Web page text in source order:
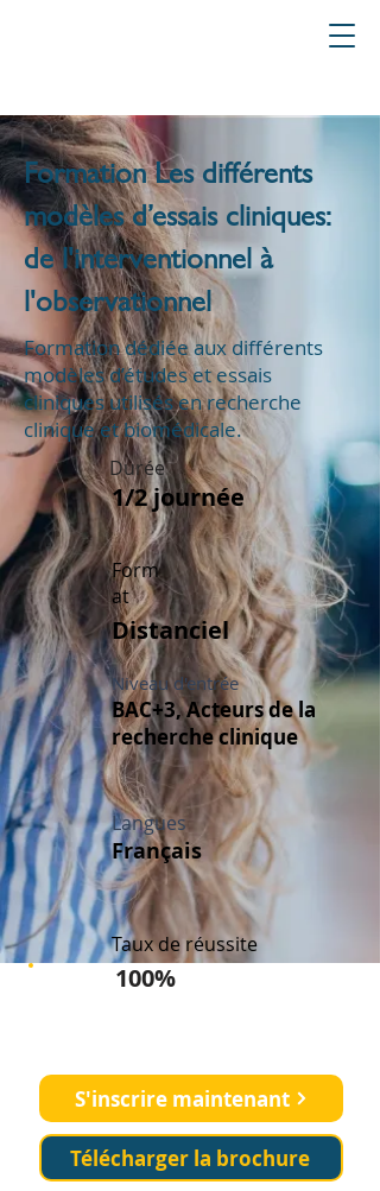
Formation Les différents
modèles d’essais cliniques:
de l'interventionnel à
l'observationnel
Formation dédiée aux différents
modèles d’études et essais
cliniques utilisés en recherche
clinique et biomédicale.
Durée
1/2 journée
Form
at
Distanciel
Niveau d'entrée
BAC+3, Acteurs de la
recherche clinique
Langues
Français
Taux de réussite
100%
S'inscrire maintenant
Télécharger la brochure